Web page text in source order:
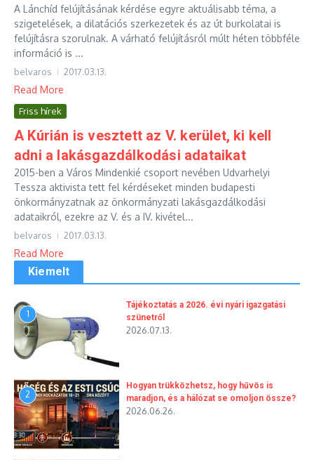
A Lánchíd felújításának kérdése egyre aktuálisabb téma, a
szigetelések, a dilatációs szerkezetek és az út burkolatai is
felújításra szorulnak. A várható felújításról múlt héten többféle
információ is ...
belvaros 2017.03.13.
Read More
Friss hírek
A Kúrián is vesztett az V. kerület, ki kell
adni a lakásgazdálkodási adataikat
2015-ben a Város Mindenkié csoport nevében Udvarhelyi
Tessza aktivista tett fel kérdéseket minden budapesti
önkormányzatnak az önkormányzati lakásgazdálkodási
adataikról, ezekre az V. és a IV. kivétel...
belvaros 2017.03.13.
Read More
Kiemelt
1
Tájékoztatás a 2026. évi nyári igazgatási
szünetről
2026.07.13.
2
Hogyan trükközhetsz, hogy hűvös is
maradjon, és a hálózat se omoljon össze?
2026.06.26.